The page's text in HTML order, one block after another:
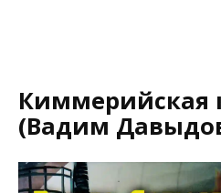
Киммерийская
(Вадим